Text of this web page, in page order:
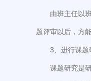
由班主任以
题评审以后，方
3、进行课题
课题研究是